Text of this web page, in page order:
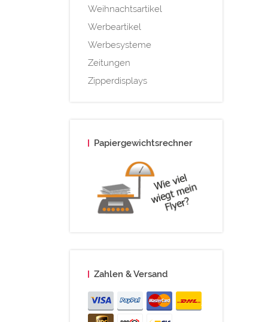
Weihnachtsartikel
Werbeartikel
Werbesysteme
Zeitungen
Zipperdisplays
Papiergewichtsrechner
Zahlen & Versand